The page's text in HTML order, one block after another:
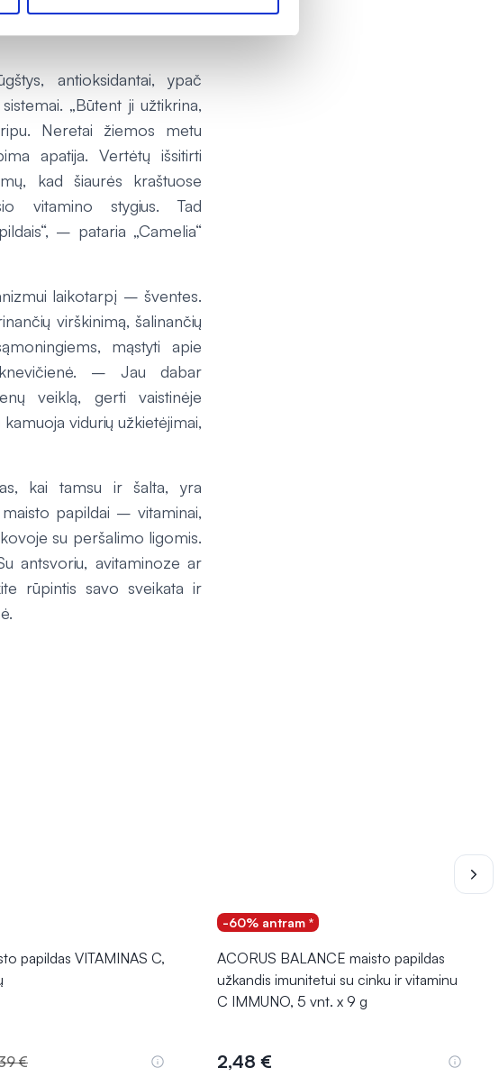
kūnas kovoja su maistinių
antioksidantai, ypač
„Būtent ji užtikrina,
Neretai žiemos metu
apatija. Vertėtų išsitirti
kad šiaurės kraštuose
vitamino stygius. Tad
– pataria „Camelia“
laikotarpį – šventes.
virškinimą, šalinančių
mąstyti apie
– Jau dabar
veiklą, gerti vaistinėje
vidurių užkietėjimai,
kai tamsu ir šalta, yra
papildai – vitaminai,
su peršalimo ligomis.
antsvoriu, avitaminoze ar
rūpintis savo sveikata ir
papildas VITAMINAS C,
€
-60% antram *
ACORUS BALANCE maisto papildas
užkandis imunitetui su cinku ir vitaminu
C IMMUNO, 5 vnt. x 9 g
2,48 €